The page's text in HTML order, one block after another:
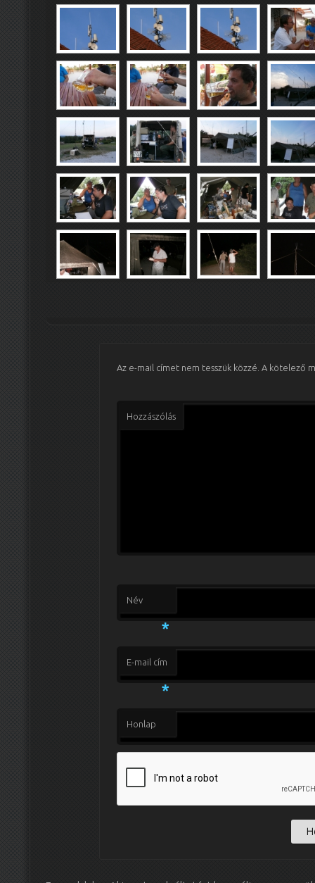
Az e-mail címet nem tesszük közzé. A kötelező
Hozzászólás
Név
*
E-mail cím
*
Honlap